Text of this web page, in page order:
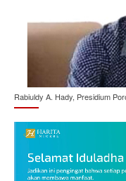
Rabiuldy A. Hady, Presidium